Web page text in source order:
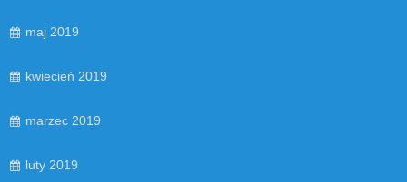
maj 2019
kwiecień 2019
marzec 2019
luty 2019